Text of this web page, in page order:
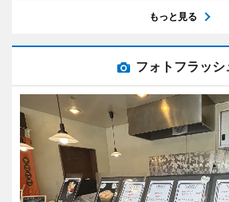
もっと見る
フォトフラッシ